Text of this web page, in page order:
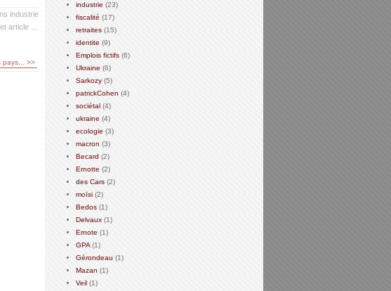
industrie
article
pays... >>
industrie (23)
fiscalité (17)
retraites (15)
identite (9)
Emplois fictifs (6)
Ukraine (6)
Sarkozy (5)
patrickCohen (4)
sociétal (4)
ukraine (4)
ecologie (3)
macron (3)
Becard (2)
Ernotte (2)
des Cars (2)
moïsi (2)
Bedos (1)
Delvaux (1)
Ernote (1)
GPA (1)
Gérondeau (1)
Mazan (1)
Veil (1)